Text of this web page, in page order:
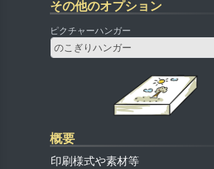
その他のオプション
ピクチャーハンガー
のこぎりハンガー
概要
印刷様式や素材等